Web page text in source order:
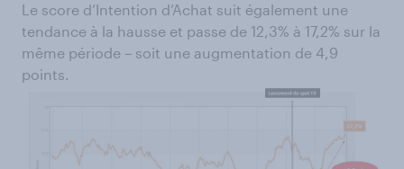
Le score d’Intention d’Achat suit également une
tendance à la hausse et passe de 12,3% à 17,2% sur la
même période – soit une augmentation de 4,9
points.